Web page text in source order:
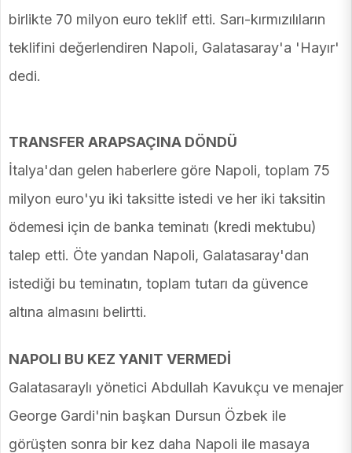
birlikte 70 milyon euro teklif etti. Sarı-kırmızılıların
teklifini değerlendiren Napoli, Galatasaray'a 'Hayır'
dedi.
TRANSFER ARAPSAÇINA DÖNDÜ
İtalya'dan gelen haberlere göre Napoli, toplam 75
milyon euro'yu iki taksitte istedi ve her iki taksitin
ödemesi için de banka teminatı (kredi mektubu)
talep etti. Öte yandan Napoli, Galatasaray'dan
istediği bu teminatın, toplam tutarı da güvence
altına almasını belirtti.
NAPOLI BU KEZ YANIT VERMEDİ
Galatasaraylı yönetici Abdullah Kavukçu ve menajer
George Gardi'nin başkan Dursun Özbek ile
görüşten sonra bir kez daha Napoli ile masaya